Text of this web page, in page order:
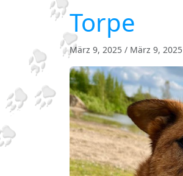
Torpe
März 9, 2025 / März 9, 2025